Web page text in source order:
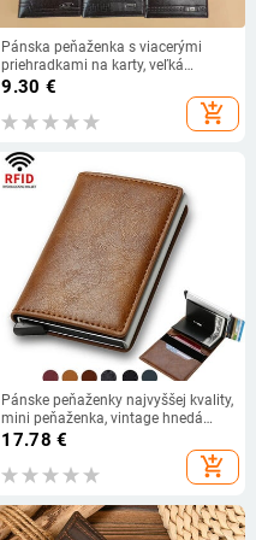
Pánska peňaženka s viacerými
priehradkami na karty, veľká
kapacita, krátky štýl, klip na lístky
business commute, jednofarebný
9.30 €
add_shopping_cart
Pánske peňaženky najvyššej kvality,
mini peňaženka, vintage hnedá
kožená peňaženka s RFID kartou,
malá inteligentná peňaženka,
vrecko
17.78 €
add_shopping_cart